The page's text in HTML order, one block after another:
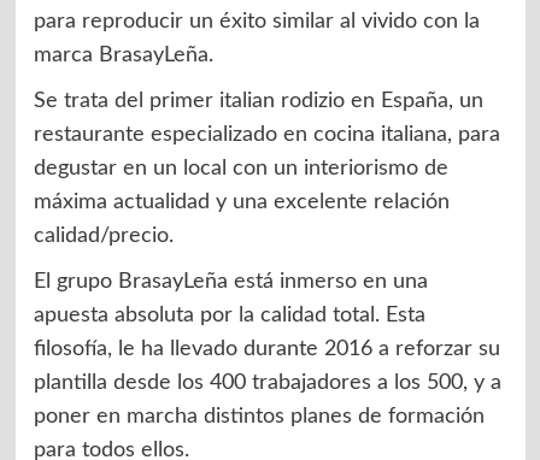
para reproducir un éxito similar al vivido con la
marca BrasayLeña.
Se trata del primer italian rodizio en España, un
restaurante especializado en cocina italiana, para
degustar en un local con un interiorismo de
máxima actualidad y una excelente relación
calidad/precio.
El grupo BrasayLeña está inmerso en una
apuesta absoluta por la calidad total. Esta
filosofía, le ha llevado durante 2016 a reforzar su
plantilla desde los 400 trabajadores a los 500, y a
poner en marcha distintos planes de formación
para todos ellos.